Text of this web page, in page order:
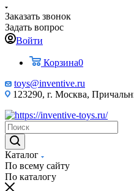
Заказать звонок
Задать вопрос
Войти
Корзина0
toys@inventive.ru
123290, г. Москва,
Каталог
По всему сайту
По каталогу